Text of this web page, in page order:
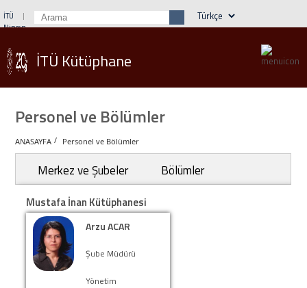
İTÜ
Ninova
İTÜ Kütüphane
Personel ve Bölümler
ANASAYFA / Personel ve Bölümler
Merkez ve Şubeler Bölümler
Mustafa İnan Kütüphanesi
Arzu ACAR
Şube Müdürü
Yönetim